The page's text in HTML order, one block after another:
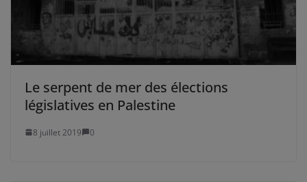
Le serpent de mer des élections
législatives en Palestine
8 juillet 2019 0